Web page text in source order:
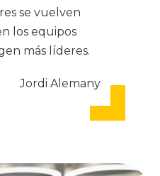
se vuelven
los equipos
más líderes.
Jordi Alemany